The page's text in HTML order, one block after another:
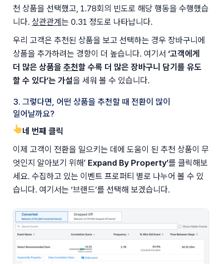
천 상품을 선택했고, 1.78회의 빈도로 해당 행동을 수행했습
니다. 상관관계 는 0.31 정도로 나타납니다.
우리 고객은 추천된 상품을 보고 선택하는 경우 장바구니에
상품을 추가하려는 경향이 더 높습니다. 여기서 ‘고객에게
더 많은 상품을 추천할 수록 더 많은 장바구니 담기를 유도
할 수 있다’는 가설을 세워 볼 수 있습니다.
3. 그렇다면, 어떤 상품을 추천할 때 전환이 많이
일어날까요?
👆네 번째 클릭
이제 고객이 전환을 일으키는 데에 도움이 된 추천 상품이 무
엇인지 알아보기 위해’ Expand By Property’를 클릭해보
세요. 수집하고 있는 이벤트 프로퍼티 별로 나누어 볼 수 있
습니다. 여기서는 ‘브랜드’를 선택해 보겠습니다.